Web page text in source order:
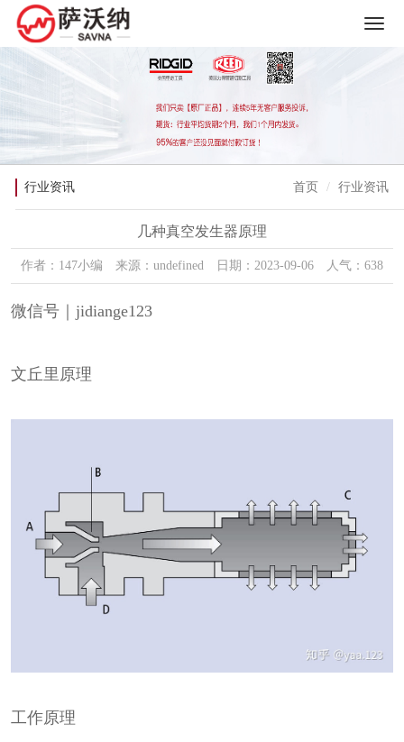
行业资讯 首页 行业资讯
几种真空发生器原理
作者：147小编 来源：undefined 日期：2023-09-06 人气：638
微信号｜jidiange123
文丘里原理
工作原理